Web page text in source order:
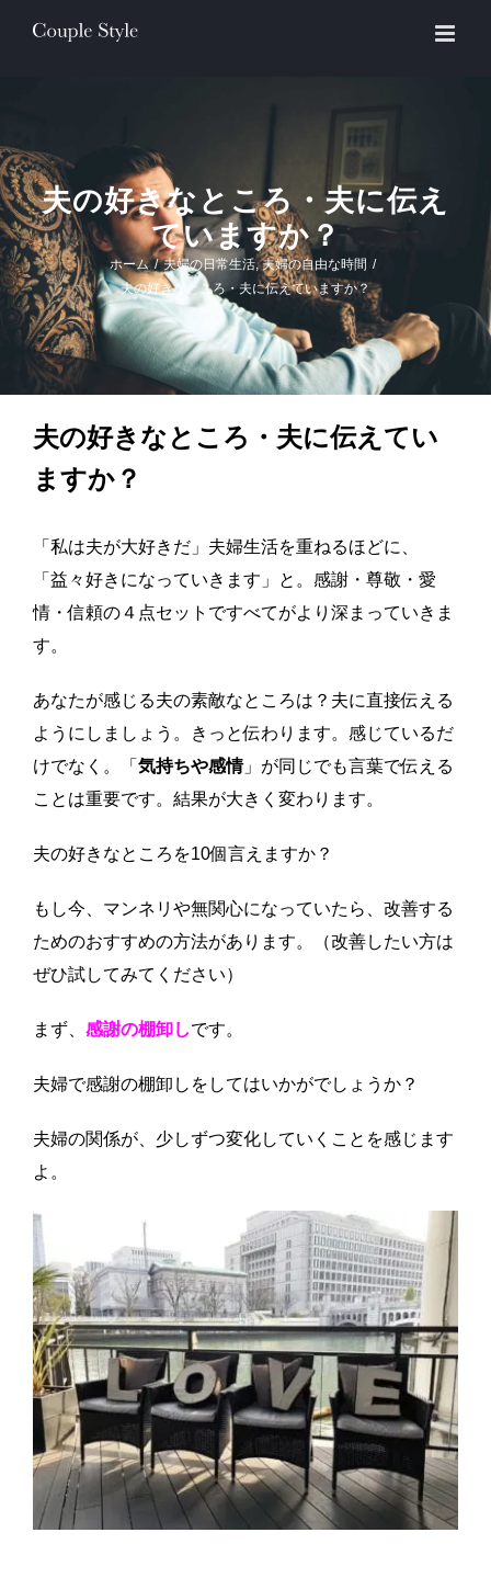
夫の好きなところ・夫に伝え
ていますか？
ホーム / 夫婦の日常生活,夫婦の自由な時間 /
夫の好きなところ・夫に伝えていますか？
夫の好きなところ・夫に伝えてい
ますか？
「私は夫が大好きだ」夫婦生活を重ねるほどに、
「益々好きになっていきます」と。感謝・尊敬・愛
情・信頼の４点セットですべてがより深まっていきま
す。
あなたが感じる夫の素敵なところは？夫に直接伝える
ようにしましょう。きっと伝わります。感じているだ
けでなく。「 気持ちや感情」が同じでも言葉で伝える
ことは重要です。結果が大きく変わります。
夫の好きなところを10個言えますか？
もし今、マンネリや無関心になっていたら、改善する
ためのおすすめの方法があります。（改善したい方は
ぜひ試してみてください）
まず、 感謝の棚卸しです。
夫婦で感謝の棚卸しをしてはいかがでしょうか？
夫婦の関係が、少しずつ変化していくことを感じます
よ。